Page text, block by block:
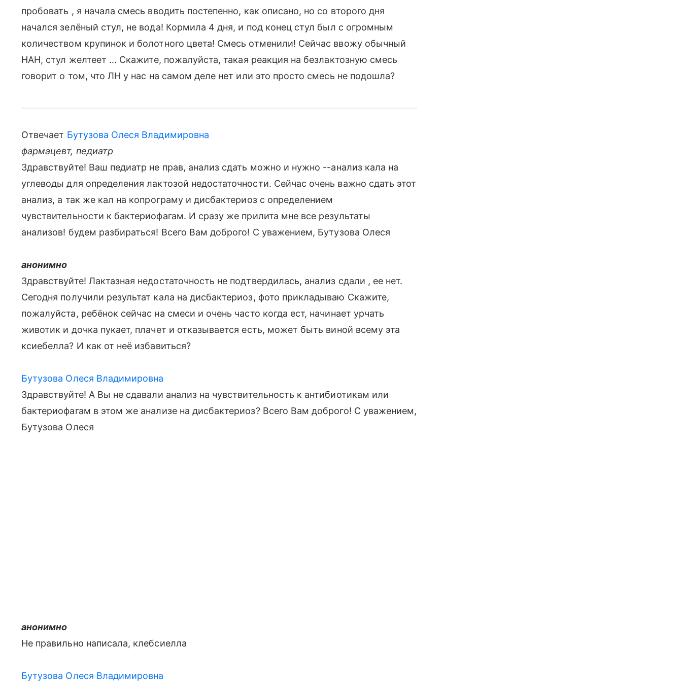
пробовать , я начала смесь вводить постепенно, как описано, но со второго дня
начался зелёный стул, не вода! Кормила 4 дня, и под конец стул был с огромным
количеством крупинок и болотного цвета! Смесь отменили! Сейчас ввожу обычный
НАН, стул желтеет ... Скажите, пожалуйста, такая реакция на безлактозную смесь
говорит о том, что ЛН у нас на самом деле нет или это просто смесь не подошла?
Отвечает Бутузова Олеся Владимировна
фармацевт, педиатр
Здравствуйте! Ваш педиатр не прав, анализ сдать можно и нужно --анализ кала на
углеводы для определения лактозой недостаточности. Сейчас очень важно сдать этот
анализ, а так же кал на копрограму и дисбактериоз с определением
чувствительности к бактериофагам. И сразу же прилита мне все результаты
анализов! будем разбираться! Всего Вам доброго! С уважением, Бутузова Олеся
анонимно
Здравствуйте! Лактазная недостаточность не подтвердилась, анализ сдали , ее нет.
Сегодня получили результат кала на дисбактериоз, фото прикладываю Скажите,
пожалуйста, ребёнок сейчас на смеси и очень часто когда ест, начинает урчать
животик и дочка пукает, плачет и отказывается есть, может быть виной всему эта
ксиебелла? И как от неё избавиться?
Бутузова Олеся Владимировна
Здравствуйте! А Вы не сдавали анализ на чувствительность к антибиотикам или
бактериофагам в этом же анализе на дисбактериоз? Всего Вам доброго! С уважением,
Бутузова Олеся
анонимно
Не правильно написала, клебсиелла
Бутузова Олеся Владимировна